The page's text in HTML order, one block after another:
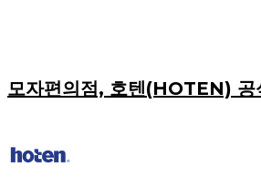
모자편의점, 호텐(HOTEN) 공